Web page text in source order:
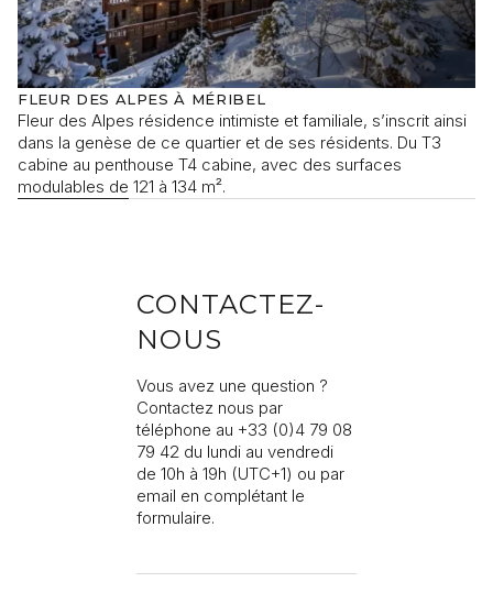
FLEUR DES ALPES À MÉRIBEL
Fleur des Alpes résidence intimiste et familiale, s’inscrit ainsi
dans la genèse de ce quartier et de ses résidents. Du T3
cabine au penthouse T4 cabine, avec des surfaces
modulables de 121 à 134 m².
CONTACTEZ-
NOUS
Vous avez une question ?
Contactez nous par
téléphone au +33 (0)4 79 08
79 42 du lundi au vendredi
de 10h à 19h (UTC+1) ou par
email en complétant le
formulaire.